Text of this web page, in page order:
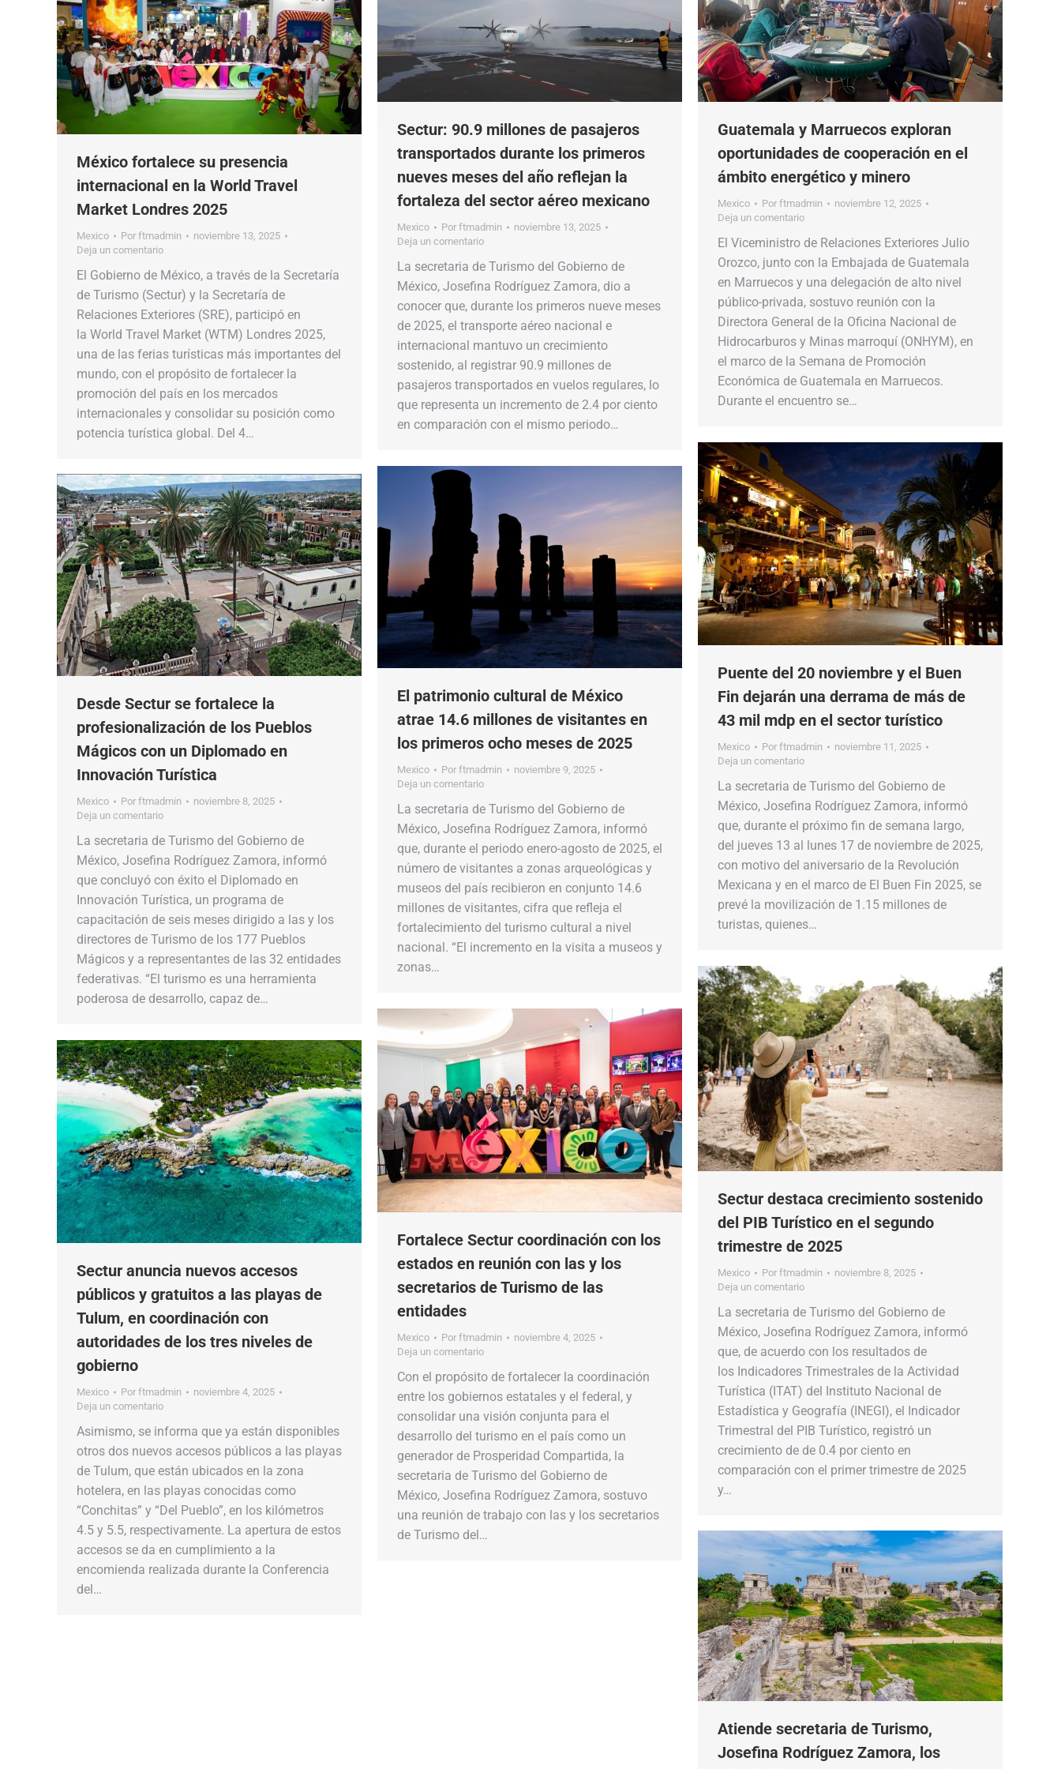
México fortalece su presencia
internacional en la World Travel
Market Londres 2025
Mexico Por ftmadmin
noviembre 13, 2025
Deja un comentario
El Gobierno de México, a través de la Secretaría
de Turismo (Sectur) y la Secretaría de
Relaciones Exteriores (SRE), participó en
la World Travel Market (WTM) Londres 2025,
una de las ferias turísticas más importantes del
mundo, con el propósito de fortalecer la
promoción del país en los mercados
internacionales y consolidar su posición como
potencia turística global. Del 4…
Sectur: 90.9 millones de pasajeros
transportados durante los primeros
nueves meses del año reflejan la
fortaleza del sector aéreo mexicano
Mexico Por ftmadmin
noviembre 13, 2025
Deja un comentario
La secretaria de Turismo del Gobierno de
México, Josefina Rodríguez Zamora, dio a
conocer que, durante los primeros nueve meses
de 2025, el transporte aéreo nacional e
internacional mantuvo un crecimiento
sostenido, al registrar 90.9 millones de
pasajeros transportados en vuelos regulares, lo
que representa un incremento de 2.4 por ciento
en comparación con el mismo periodo…
Guatemala y Marruecos exploran
oportunidades de cooperación en el
ámbito energético y minero
Mexico Por ftmadmin
noviembre 12, 2025
Deja un comentario
El Viceministro de Relaciones Exteriores Julio
Orozco, junto con la Embajada de Guatemala
en Marruecos y una delegación de alto nivel
público-privada, sostuvo reunión con la
Directora General de la Oficina Nacional de
Hidrocarburos y Minas marroquí (ONHYM), en
el marco de la Semana de Promoción
Económica de Guatemala en Marruecos.
Durante el encuentro se…
Puente del 20 noviembre y el Buen
Fin dejarán una derrama de más de
43 mil mdp en el sector turístico
Mexico Por ftmadmin
noviembre 11, 2025
Deja un comentario
La secretaria de Turismo del Gobierno de
México, Josefina Rodríguez Zamora, informó
que, durante el próximo fin de semana largo,
del jueves 13 al lunes 17 de noviembre de 2025,
con motivo del aniversario de la Revolución
Mexicana y en el marco de El Buen Fin 2025, se
prevé la movilización de 1.15 millones de
turistas, quienes…
El patrimonio cultural de México
atrae 14.6 millones de visitantes en
los primeros ocho meses de 2025
Mexico Por ftmadmin
noviembre 9, 2025
Deja un comentario
La secretaria de Turismo del Gobierno de
México, Josefina Rodríguez Zamora, informó
que, durante el periodo enero-agosto de 2025, el
número de visitantes a zonas arqueológicas y
museos del país recibieron en conjunto 14.6
millones de visitantes, cifra que refleja el
fortalecimiento del turismo cultural a nivel
nacional. “El incremento en la visita a museos y
zonas…
Desde Sectur se fortalece la
profesionalización de los Pueblos
Mágicos con un Diplomado en
Innovación Turística
Mexico Por ftmadmin
noviembre 8, 2025
Deja un comentario
La secretaria de Turismo del Gobierno de
México, Josefina Rodríguez Zamora, informó
que concluyó con éxito el Diplomado en
Innovación Turística, un programa de
capacitación de seis meses dirigido a las y los
directores de Turismo de los 177 Pueblos
Mágicos y a representantes de las 32 entidades
federativas. “El turismo es una herramienta
poderosa de desarrollo, capaz de…
Sectur destaca crecimiento sostenido
del PIB Turístico en el segundo
trimestre de 2025
Mexico Por ftmadmin
noviembre 8, 2025
Deja un comentario
La secretaria de Turismo del Gobierno de
México, Josefina Rodríguez Zamora, informó
que, de acuerdo con los resultados de
los Indicadores Trimestrales de la Actividad
Turística (ITAT) del Instituto Nacional de
Estadística y Geografía (INEGI), el Indicador
Trimestral del PIB Turístico, registró un
crecimiento de de 0.4 por ciento en
comparación con el primer trimestre de 2025
y…
Fortalece Sectur coordinación con los
estados en reunión con las y los
secretarios de Turismo de las
entidades
Mexico Por ftmadmin
noviembre 4, 2025
Deja un comentario
Con el propósito de fortalecer la coordinación
entre los gobiernos estatales y el federal, y
consolidar una visión conjunta para el
desarrollo del turismo en el país como un
generador de Prosperidad Compartida, la
secretaria de Turismo del Gobierno de
México, Josefina Rodríguez Zamora, sostuvo
una reunión de trabajo con las y los secretarios
de Turismo del…
Sectur anuncia nuevos accesos
públicos y gratuitos a las playas de
Tulum, en coordinación con
autoridades de los tres niveles de
gobierno
Mexico Por ftmadmin
noviembre 4, 2025
Deja un comentario
Asimismo, se informa que ya están disponibles
otros dos nuevos accesos públicos a las playas
de Tulum, que están ubicados en la zona
hotelera, en las playas conocidas como
“Conchitas” y “Del Pueblo”, en los kilómetros
4.5 y 5.5, respectivamente. La apertura de estos
accesos se da en cumplimiento a la
encomienda realizada durante la Conferencia
del…
Atiende secretaria de Turismo,
Josefina Rodríguez Zamora, los